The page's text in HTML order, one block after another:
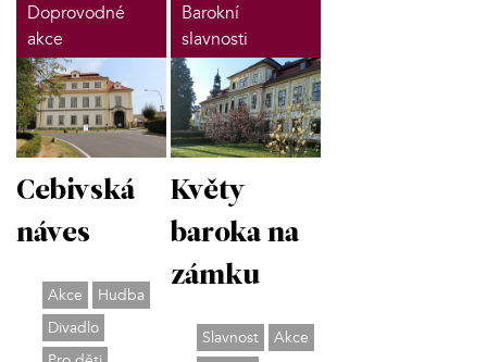
Doprovodné
akce
Cebivská
náves
Akce
Hudba
Divadlo
Barokní
slavnosti
Květy
baroka na
zámku
Slavnost
Akce